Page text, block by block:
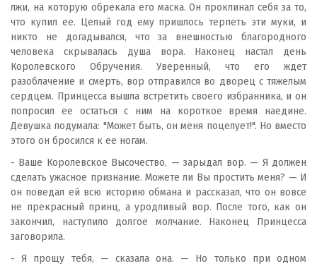
лжи, на которую обрекала его маска. Он проклинал себя за то,
что купил ее. Целый год ему пришлось терпеть эти муки, и
никто не догадывался, что за внешностью благородного
человека скрывалась душа вора. Наконец настал день
Королевского Обручения. Уверенный, что его ждет
разоблачение и смерть, вор отправился во дворец с тяжелым
сердцем. Принцесса вышла встретить своего избранника, и он
попросил ее остаться с ним на короткое время наедине.
Девушка подумала: "Может быть, он меня поцелует!". Но вместо
этого он бросился к ее ногам.
- Ваше Королевское Высочество, — зарыдал вор. — Я должен
сделать ужасное признание. Можете ли Вы простить меня? — И
он поведал ей всю историю обмана и рассказал, что он вовсе
не прекрасный принц, а уродливый вор. После того, как он
закончил, наступило долгое молчание. Наконец Принцесса
заговорила.
- Я прощу тебя, — сказала она. — Но только при одном